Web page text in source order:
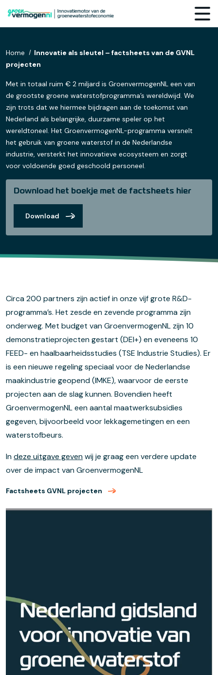
Home
Innovatie als sleutel – factsheets van de GVNL
projecten
Met in totaal ruim € 2 miljard is GroenvermogenNL een van
de grootste groene waterstofprogramma’s wereldwijd. We
zijn trots dat we hiermee bijdragen aan de toekomst van
Nederland als belangrijke, duurzame speler op het
wereldtoneel. Het GroenvermogenNL-programma versnelt
het gebruik van groene waterstof in de Nederlandse
industrie, versterkt het innovatieve ecosysteem en zorgt
voor voldoende goed geschoold personeel.
Download het boekje met de factsheets hier
Download
Circa200 partners zijn actief inonze vijf grote R&D-
programma’s. Het zesde en zevende programma zijn
onderweg. Met budget vanGroenvermogenNL zijn 10
demonstratieprojecten gestart (DEI+) en eveneens 10
FEED- en haalbaarheidsstudies (TSE Industrie Studies). Er
is een nieuwe regelingspeciaalvoorde Nederlandse
maakindustrie geopend (IMKE),waarvoor de eerste
projecten aan de slag kunnen. Bovendien heeft
GroenvermogenNLeen aantal maatwerksubsidies
gegeven, bijvoorbeeld voorlekkagemetingen en een
waterstofbeurs.
Indeze uitgave gevenwijje graag een verdere update
over de impact vanGroenvermogenNL
Factsheets GVNL projecten